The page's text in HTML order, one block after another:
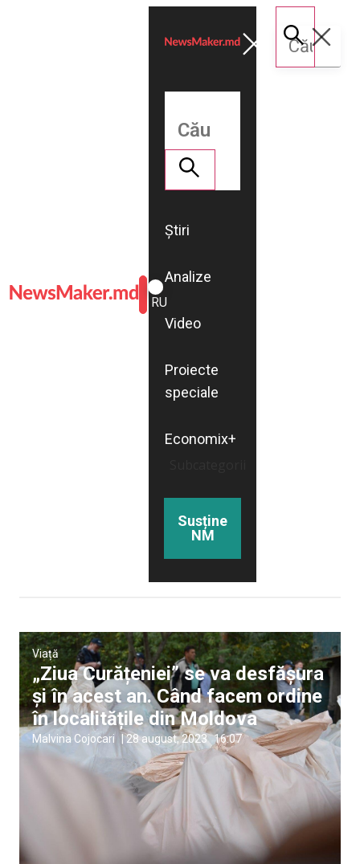
ROMÂNĂ
RU
Știri
Analize
Video
Proiecte
speciale
Economix+
Susține
NM
Viață
„Ziua Curățeniei” se va desfășura
și în acest an. Când facem ordine
în localitățile din Moldova
Malvina Cojocari 28 august, 2023 16:07